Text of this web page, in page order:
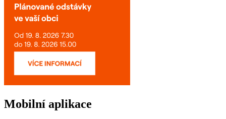
Mobilní aplikace